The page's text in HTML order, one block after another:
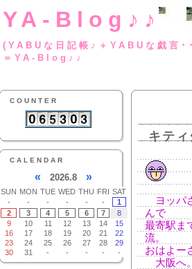
YA-Blog♪♪
(YABUな日記帳♪
＝YA-Blog♪♪
COUNTER
CALENDAR
« 2026.8 »
SUN MON TUE WED THU FRI SAT
-
- - - - -
1
2
3 4 5 6 7
8
9
10 11 12 13 14
15
16
17 18 19 20 21
22
23
24 25 26 27 28
29
30
31 - - - - -
キテ
ヨッパ
んで
最寄駅ま
流。
おはよー
大阪へ